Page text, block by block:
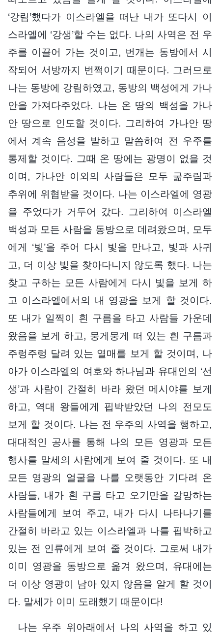
‘강림’했다가 이스라엘을 떠난 내가 또다시 이
스라엘에 ‘강생’할 수는 없다. 나의 사역은 전 우
주를 이끌어 가는 것이고, 번개는 동방에서 시
작되어 서방까지 번쩍이기 때문이다. 그러므로
나는 동방에 강림하였고, 동방의 백성에게 가나
안을 가져다주었다. 나는 온 땅의 백성을 가나
안 땅으로 인도할 것이다. 그리하여 가나안 땅
에서 계속 음성을 발하고 말씀하여 전 우주를
통제할 것이다. 그때 온 땅에는 광명이 없을 것
이며, 가나안 이외의 사람들은 모두 굶주림과
추위에 위협받을 것이다. 나는 이스라엘에 영광
을 주었다가 거두어 갔다. 그리하여 이스라엘
백성과 모든 사람을 동방으로 데려왔으며, 모두
에게 ‘빛’을 주어 다시 빛을 만나고, 빛과 사귀
고, 더 이상 빛을 찾아다니지 않도록 했다. 나는
찾고 구하는 모든 사람에게 다시 빛을 보게 하
고 이스라엘에서의 내 영광을 보게 할 것이다.
또 내가 일찍이 흰 구름을 타고 사람들 가운데
왔음을 보게 하고, 뭉게뭉게 떠 있는 흰 구름과
주렁주렁 달려 있는 열매를 보게 할 것이며, 나
아가 이스라엘의 여호와 하나님과 유대인의 ‘선
생’과 사람이 간절히 바라 왔던 메시야를 보게
하고, 역대 왕들에게 핍박받았던 나의 전모도
보게 할 것이다. 나는 전 우주의 사역을 행하고,
대대적인 공사를 통해 나의 모든 영광과 모든
행사를 말세의 사람에게 보여 줄 것이다. 또 내
모든 영광의 얼굴을 나를 오랫동안 기다려 온
사람들, 내가 흰 구름 타고 오기만을 갈망하는
사람들에게 보여 주고, 내가 다시 나타나기를
간절히 바라고 있는 이스라엘과 나를 핍박하고
있는 전 인류에게 보여 줄 것이다. 그로써 내가
이미 영광을 동방으로 옮겨 왔으며, 유대에는
더 이상 영광이 남아 있지 않음을 알게 할 것이
다. 말세가 이미 도래했기 때문이다!
나는 우주 위아래에서 나의 사역을 하고 있